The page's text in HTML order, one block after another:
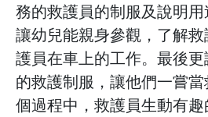
務的救護員的制服及說明
讓幼兒能親身參觀，了解
護員在車上的工作。最後
的救護制服，讓他們一嘗
個過程中，救護員生動有